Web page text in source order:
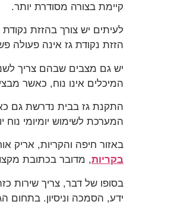
קיימת בצורה מסודרת יותר.
לעיתים יש צורך בהזזת
הזזת נקודת גז אינה פעולה
יש גם מצבים שבהם צריך
המיכלים אינו נוח, כאשר
התקנת גז בבית נדרשת גם
המערכת לשימוש יומיומי
באזור חיפה והקריות, אריק אורנשטיין
בקריות, מדובר בכתובת
בסופו של דבר, צריך שירות
ידע, הסמכה וניסיון. בתחום